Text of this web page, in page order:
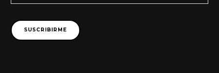
de
correo
SUSCRIBIRME